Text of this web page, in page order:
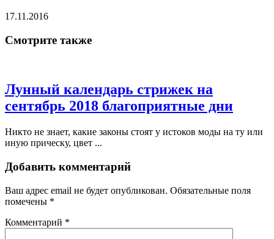
17.11.2016
Смотрите также
Лунный календарь стрижек на
сентябрь 2018 благоприятные дни
Никто не знает, какие законы стоят у истоков моды на ту или
иную прическу, цвет ...
Добавить комментарий
Ваш адрес email не будет опубликован. Обязательные поля
помечены *
Комментарий *